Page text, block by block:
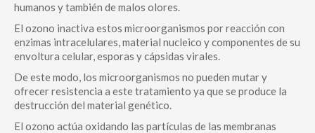
humanos y también de malos olores.
El ozono inactiva estos microorganismos por reacción con
enzimas intracelulares, material nucleico y componentes de su
envoltura celular, esporas y cápsidas virales.
De este modo, los microorganismos no pueden mutar y
ofrecer resistencia a este tratamiento ya que se produce la
destrucción del material genético.
El ozono actúa oxidando las partículas de las membranas